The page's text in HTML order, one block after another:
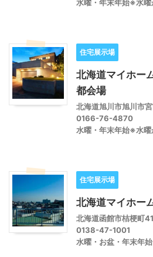
水曜・年末年始※水
住宅展示場
北海道マイホー
都会場
北海道旭川市旭川市
0166-76-4870
水曜・年末年始※水
住宅展示場
北海道マイホー
北海道函館市桔梗町
0138-47-1001
水曜・お盆・年末年